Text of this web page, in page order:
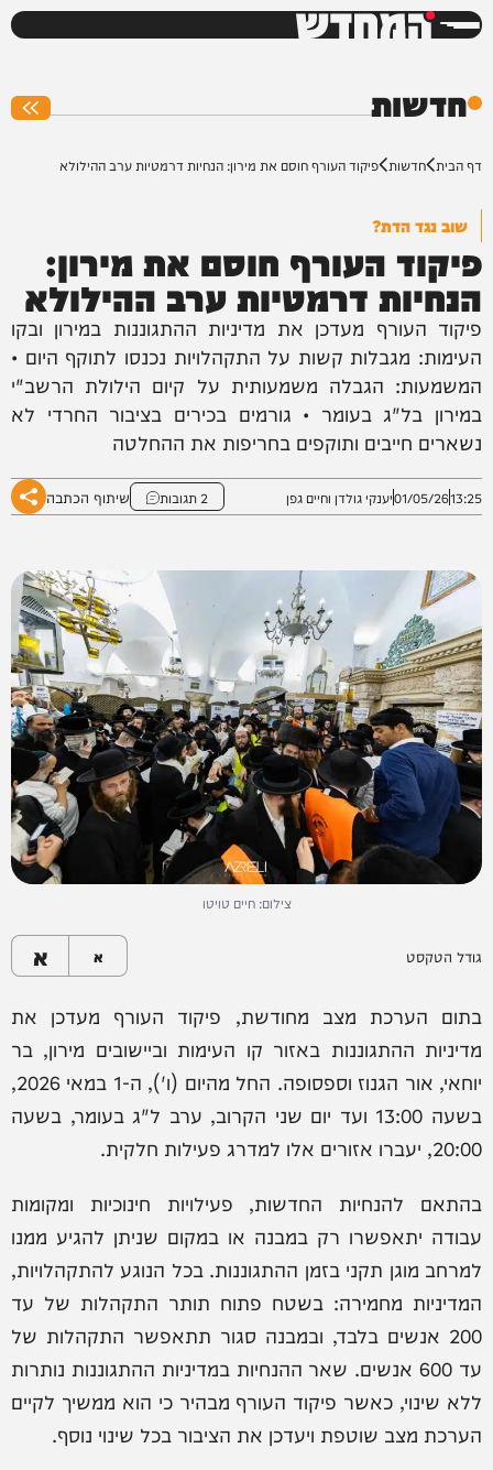
המחדש
חדשות
דף הבית חדשות פיקוד העורף חוסם את מירון: הנחיות דרמטיות ערב ההילולא
שוב נגד הדת?
פיקוד העורף חוסם את מירון:
הנחיות דרמטיות ערב ההילולא
פיקוד העורף מעדכן את מדיניות ההתגוננות במירון ובקו
העימות: מגבלות קשות על התקהלויות נכנסו לתוקף היום •
המשמעות: הגבלה משמעותית על קיום הילולת הרשב"י
במירון בל"ג בעומר • גורמים בכירים בציבור החרדי לא
נשארים חייבים ותוקפים בחריפות את ההחלטה
13:25
01/05/26יענקי גולדן וחיים גפן 2 תגובות שיתוף הכתבה
צילום: חיים טויטו
גודל הטקסט א א
בתום הערכת מצב מחודשת, פיקוד העורף מעדכן את
מדיניות ההתגוננות באזור קו העימות וביישובים מירון, בר
יוחאי, אור הגנוז וספסופה. החל מהיום (ו'), ה-1 במאי 2026,
בשעה 13:00 ועד יום שני הקרוב, ערב ל"ג בעומר, בשעה
20:00, יעברו אזורים אלו למדרג פעילות חלקית.
בהתאם להנחיות החדשות, פעילויות חינוכיות ומקומות
עבודה יתאפשרו רק במבנה או במקום שניתן להגיע ממנו
למרחב מוגן תקני בזמן ההתגוננות. בכל הנוגע להתקהלויות,
המדיניות מחמירה: בשטח פתוח תותר התקהלות של עד
200 אנשים בלבד, ובמבנה סגור תתאפשר התקהלות של
עד 600 אנשים. שאר ההנחיות במדיניות ההתגוננות נותרות
ללא שינוי, כאשר פיקוד העורף מבהיר כי הוא ממשיך לקיים
הערכת מצב שוטפת ויעדכן את הציבור בכל שינוי נוסף.